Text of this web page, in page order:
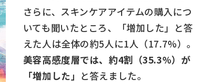
さらに、スキンケアアイテムの購入につ
いても聞いたところ、「増加した」と答
えた人は全体の約5人に1人（17.7%）。
美容高感度層では、約4割（35.3%）が
「増加した」 と答えました。